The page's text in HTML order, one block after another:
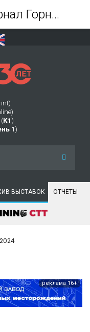
K1 )
1 )
ВЫСТАВОК ОТЧЕТЫ
реклама 16+
CICEME - 2024 - Журнал Горная промышленность